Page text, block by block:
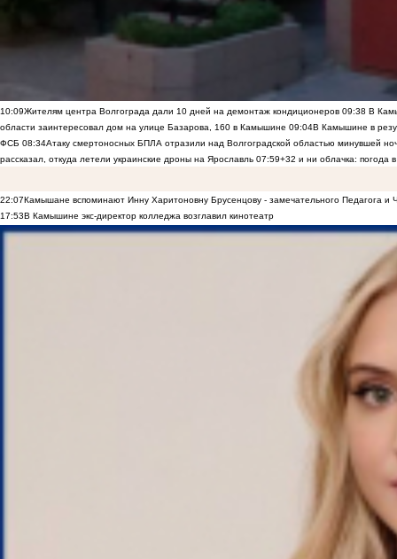
10:09Жителям центра Волгограда дали 10 дней на демонтаж кондиционеров 09:38 В
области заинтересовал дом на улице Базарова, 160 в Камышине 09:04В Камышине в
ФСБ 08:34Атаку смертоносных БПЛА отразили над Волгоградской областью минувшей
рассказал, откуда летели украинские дроны на Ярославль 07:59+32 и ни облачка: погода
22:07Камышане вспоминают Инну Харитоновну Брусенцову - замечательного Педагога и
17:53В Камышине экс-директор колледжа возглавил кинотеатр